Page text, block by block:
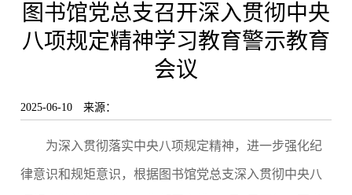
图书馆党总支召开深入贯彻中央
八项规定精神学习教育警示教育
会议
2025-06-10 来源：
为深入贯彻落实中央八项规定精神，进一步强化纪
律意识和规矩意识，根据图书馆党总支深入贯彻中央八